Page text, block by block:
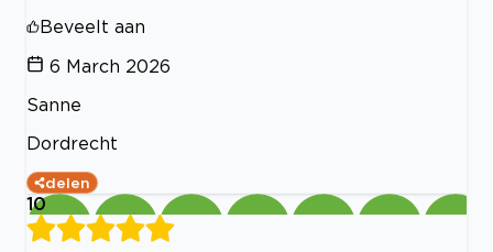
Beveelt aan
6 March 2026
Sanne
Dordrecht
delen
10